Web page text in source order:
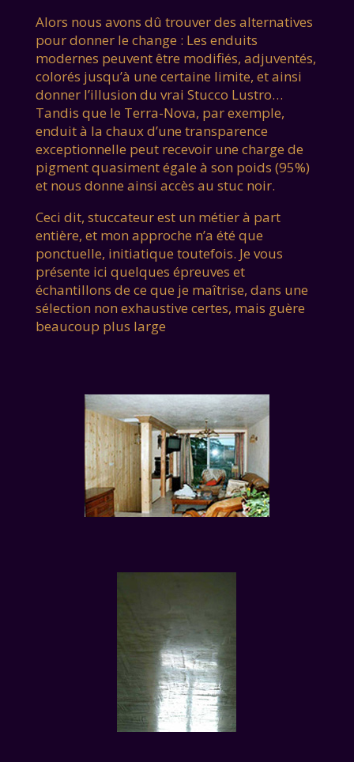
Alors nous avons dû trouver des alternatives
pour donner le change : Les enduits
modernes peuvent être modifiés, adjuventés,
colorés jusqu’à une certaine limite, et ainsi
donner l’illusion du vrai Stucco Lustro…
Tandis que le Terra-Nova, par exemple,
enduit à la chaux d’une transparence
exceptionnelle peut recevoir une charge de
pigment quasiment égale à son poids (95%)
et nous donne ainsi accès au stuc noir.
Ceci dit, stuccateur est un métier à part
entière, et mon approche n’a été que
ponctuelle, initiatique toutefois. Je vous
présente ici quelques épreuves et
échantillons de ce que je maîtrise, dans une
sélection non exhaustive certes, mais guère
beaucoup plus large